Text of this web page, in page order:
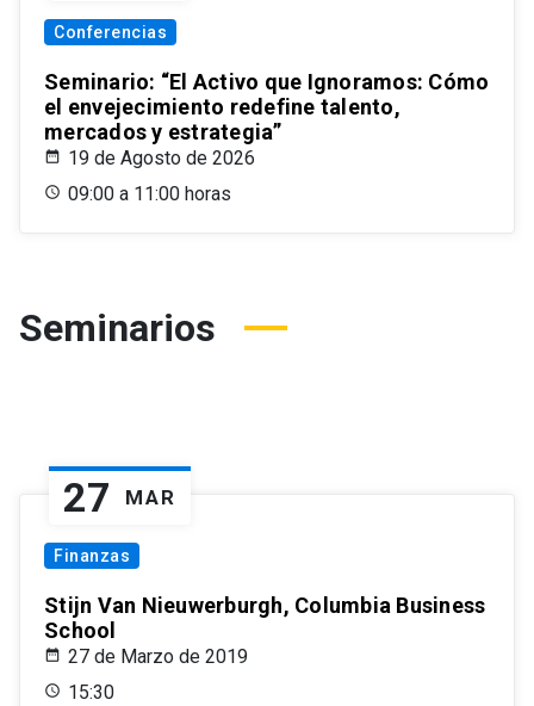
Conferencias
Seminario: “El Activo que Ignoramos: Cómo
el envejecimiento redefine talento,
mercados y estrategia”
19 de Agosto de 2026
09:00 a 11:00 horas
Seminarios
27 MAR
Finanzas
Stijn Van Nieuwerburgh, Columbia Business
School
27 de Marzo de 2019
15:30